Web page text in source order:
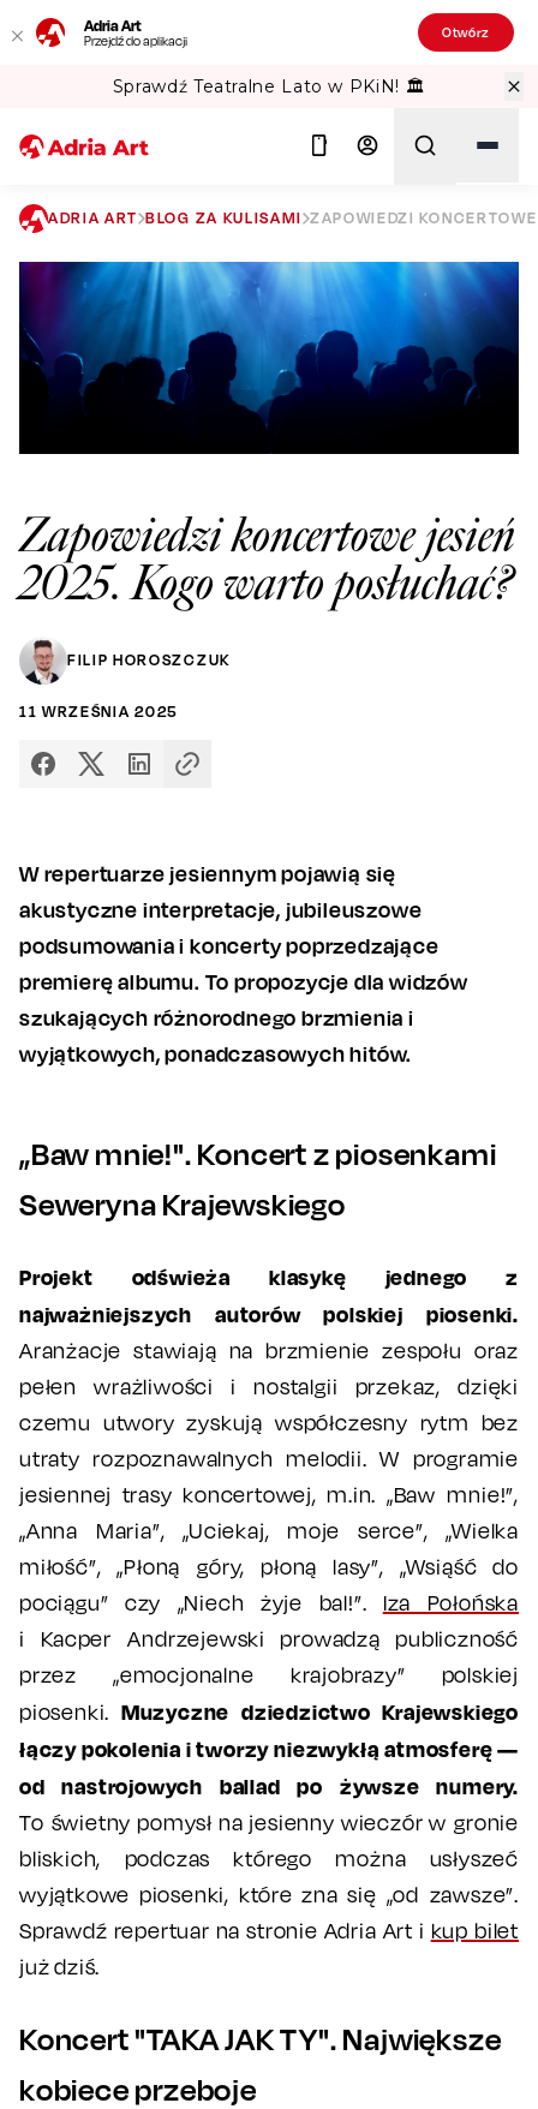
Adria Art
Przejdź do aplikacji Otwórz
Sprawdź Teatralne Lato w PKiN! 🏛️
Szukaj
ADRIA ART BLOG ZA KULISAMI ZAPOWIEDZI
Zapowiedzi koncertowe jesień
2025. Kogo warto posłuchać?
FILIP HOROSZCZUK
11 WRZEŚNIA 2025
W repertuarze jesiennym pojawią się
akustyczne interpretacje, jubileuszowe
podsumowania i koncerty poprzedzające
premierę albumu. To propozycje dla widzów
szukających różnorodnego brzmienia i
wyjątkowych, ponadczasowych hitów.
„Baw mnie!". Koncert z piosenkami
Seweryna Krajewskiego
Projekt odświeża klasykę jednego z
najważniejszych autorów polskiej piosenki.
Aranżacje stawiają na brzmienie zespołu oraz
pełen wrażliwości i nostalgii przekaz, dzięki
czemu utwory zyskują współczesny rytm bez
utraty rozpoznawalnych melodii. W programie
jesiennej trasy koncertowej, m.in. „Baw mnie!”,
„Anna Maria”, „Uciekaj, moje serce”, „Wielka
miłość”, „Płoną góry, płoną lasy”, „Wsiąść do
pociągu” czy „Niech żyje bal!”. Iza Połońska
i Kacper Andrzejewski prowadzą publiczność
przez „emocjonalne krajobrazy” polskiej
piosenki. Muzyczne dziedzictwo Krajewskiego
łączy pokolenia i tworzy niezwykłą atmosferę —
od nastrojowych ballad po żywsze numery.
To świetny pomysł na jesienny wieczór w gronie
bliskich, podczas którego można usłyszeć
wyjątkowe piosenki, które zna się „od zawsze”.
Sprawdź repertuar na stronie Adria Art i kup bilet
już dziś.
Koncert "TAKA JAK TY". Największe
kobiece przeboje